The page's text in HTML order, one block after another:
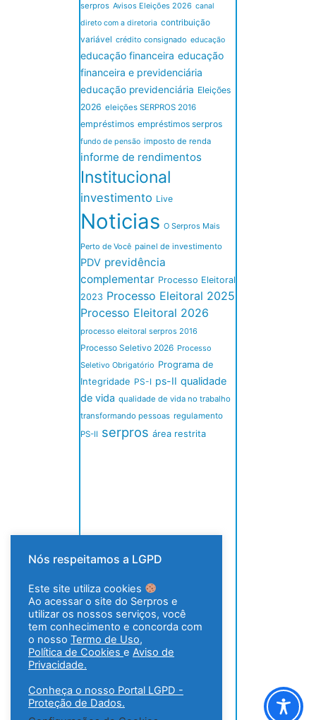
serpros Avisos Eleições 2026 canal
direto com a diretoria contribuição
variável crédito consignado educação
educação financeira educação
financeira e previdenciária
educação previdenciária Eleições
2026 eleições SERPROS 2016
empréstimos empréstimos serpros
fundo de pensão imposto de renda
informe de rendimentos
Institucional
investimento Live
Noticias O Serpros Mais
Perto de Você painel de investimento
PDV previdência
complementar Processo Eleitoral
2023 Processo Eleitoral 2025
Processo Eleitoral 2026
processo eleitoral serpros 2016
Processo Seletivo 2026 Processo
Seletivo Obrigatório Programa de
Integridade PS-I ps-II qualidade
de vida qualidade de vida no trabalho
transformando pessoas regulamento
PS-II serpros área restrita
Nós respeitamos a LGPD
Este site utiliza cookies
Ao acessar o site do Serpros e
utilizar os nossos serviços, você
tem conhecimento e concorda com
o nosso Termo de Uso,
Política de Cookies e Aviso de
Privacidade.
Conheça o nosso Portal LGPD -
Proteção de Dados.